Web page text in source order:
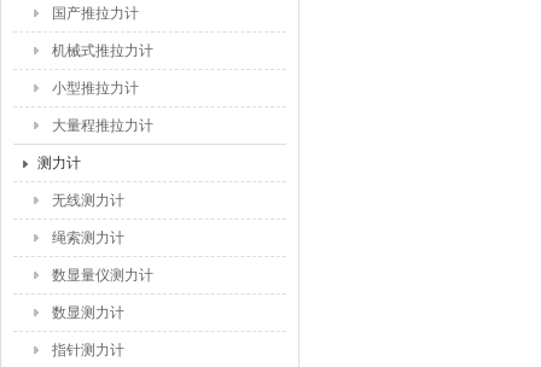
国产推拉力计
机械式推拉力计
小型推拉力计
大量程推拉力计
测力计
无线测力计
绳索测力计
数显量仪测力计
数显测力计
指针测力计